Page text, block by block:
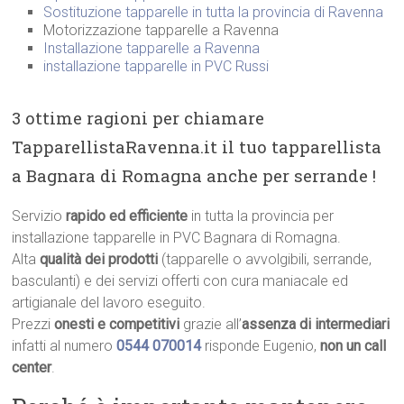
Sostituzione tapparelle in tutta la provincia di Ravenna
Motorizzazione tapparelle a Ravenna
Installazione tapparelle a Ravenna
installazione tapparelle in PVC Russi
3 ottime ragioni per chiamare
TapparellistaRavenna.it il tuo tapparellista
a Bagnara di Romagna anche per serrande !
Serviziorapido ed efficiente in tutta la provincia per
installazione tapparelle in PVC Bagnara di Romagna.
Altaqualità dei prodotti (tapparelle o avvolgibili, serrande,
basculanti) e dei servizi offerti con cura maniacale ed
artigianale del lavoro eseguito.
Prezzionesti e competitivi grazie all’assenza di intermediari
infatti al numero0544 070014 risponde Eugenio,non un call
center.